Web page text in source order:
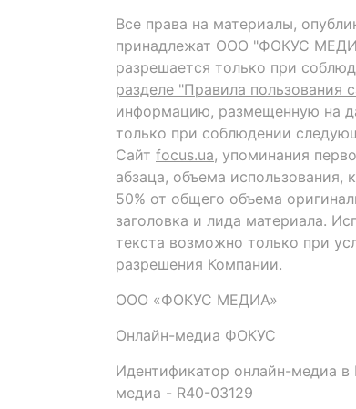
Все права на материалы,
принадлежат ООО "ФОКУС
разрешается только при
разделе "Правила пользования
информацию, размещенную на
только при соблюдении
Сайт focus.ua, упоминания
абзаца, объема
50% от общего объема
заголовка и лида материала.
текста возможно только при
разрешения Компании.
ООО «ФОКУС МЕДИА»
Онлайн-медиа ФОКУС
Идентификатор онлайн-медиа в
медиа - R40-03129